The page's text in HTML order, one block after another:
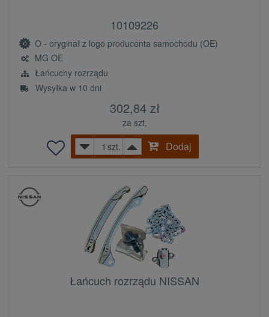
10109226
O - oryginał z logo producenta samochodu (OE)
MG OE
Łańcuchy rozrządu
Wysyłka w 10 dni
302,84 zł
za szt.
szt.
Dodaj
Łańcuch rozrządu NISSAN